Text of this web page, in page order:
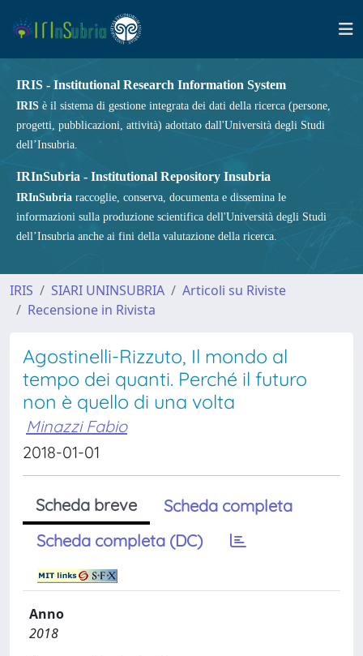
IRIS - Institutional Research Information System
IRIS è il sistema di gestione integrata dei dati della ricerca (persone,
progetti, pubblicazioni, attività) adottato dall'Università degli Studi
dell’Insubria.
IRInSubria - Institutional Repository Insubria
IRInSubria raccoglie, conserva, documenta e dissemina le
informazioni sulla produzione scientifica dell'Università degli Studi
dell’Insubria anche ai fini della valutazione della ricerca.
IRIS SIARI UNINSUBRIA
Articoli su Riviste
Recensione in Rivista
Agostinelli-Rizzuto, Il mondo al
tempo dei quanti. Perché il futuro
non è quello di una volta
Minazzi Fabio
2018-01-01
Scheda breve
Scheda completa
Scheda completa (DC)
Anno
2018